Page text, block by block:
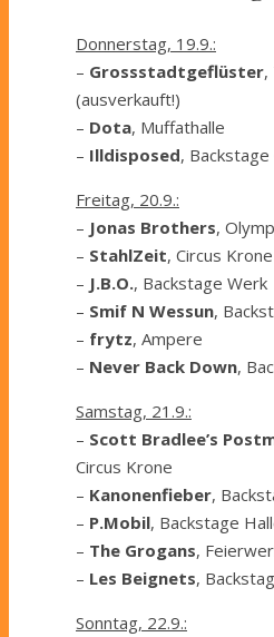
Donnerstag, 19.9.:
– Grossstadtgeflüster,
(ausverkauft!)
– Dota, Muffathalle
– Illdisposed, Backstage
Freitag, 20.9.:
– Jonas Brothers,
– StahlZeit, Circus Krone
– J.B.O., Backstage Werk
– Smif N Wessun,
– frytz, Ampere
– Never Back Down,
Samstag, 21.9.:
– Scott Bradlee’s
Circus Krone
– Kanonenfieber,
– P.Mobil, Backstage
– The Grogans,
– Les Beignets,
Sonntag, 22.9.: